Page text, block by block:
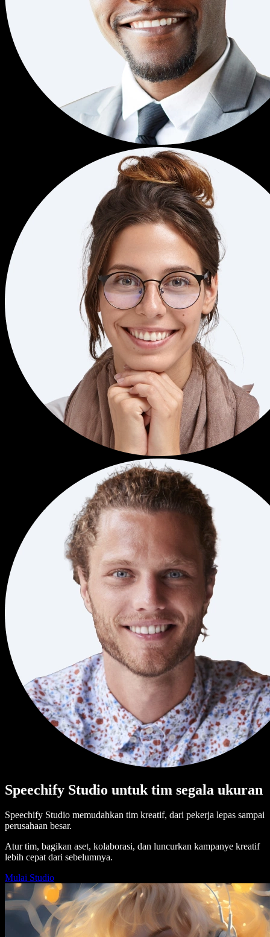
Speechify Studio untuk tim segala ukuran
Speechify Studio memudahkan tim kreatif, dari pekerja lepas sampai
perusahaan besar.
Atur tim, bagikan aset, kolaborasi, dan luncurkan kampanye kreatif
lebih cepat dari sebelumnya.
Mulai Studio